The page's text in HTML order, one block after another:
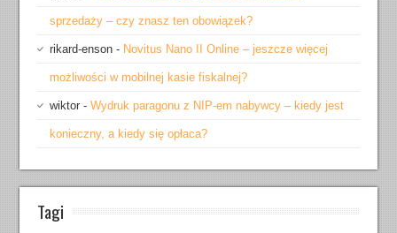
sprzedaży – czy znasz ten obowiązek?
rikard-enson - Novitus Nano II Online – jeszcze więcej
możliwości w mobilnej kasie fiskalnej?
wiktor -Wydruk paragonu z NIP-em nabywcy – kiedy jest
konieczny, a kiedy się opłaca?
Tagi